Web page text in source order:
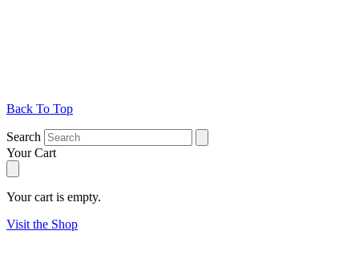
Back To Top
Search
Your Cart
Your cart is empty.
Visit the Shop